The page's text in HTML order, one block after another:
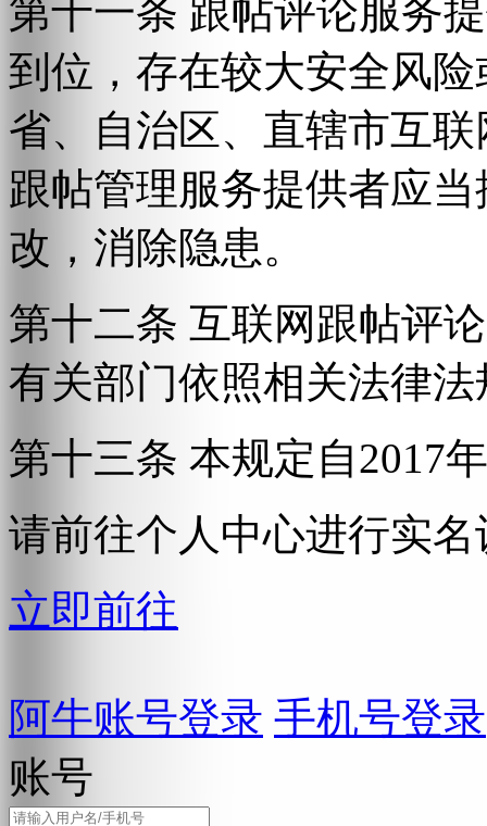
第十一条 跟帖评论服务
到位，存在较大安全风
省、自治区、直辖市互
跟帖管理服务提供者应
改，消除隐患。
第十二条 互联网跟帖评
有关部门依照相关法律
第十三条 本规定自2017
请前往个人中心进行实名
立即前往
阿牛账号登录 手机号登录
账号